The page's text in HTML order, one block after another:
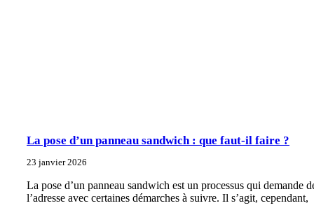
La pose d’un panneau sandwich : que faut-il faire ?
23 janvier 2026
La pose d’un panneau sandwich est un processus qui demande
l’adresse avec certaines démarches à suivre. Il s’agit, cependant,